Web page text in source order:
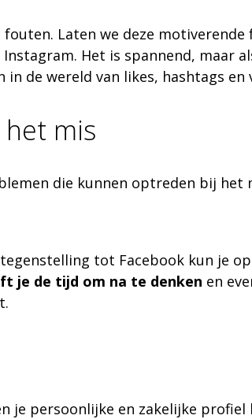
Laten we deze
Het is spannend, maar
in de wereld van likes, hashtags
mis
die kunnen optreden bij het
tot Facebook kun je
je de tijd om na te denken en
je persoonlijke en zakelijke